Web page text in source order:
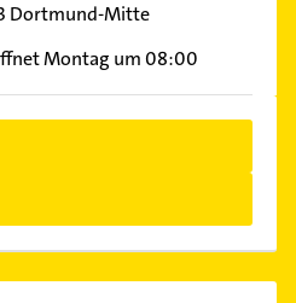
Dortmund-Mitte
Montag um 08:00